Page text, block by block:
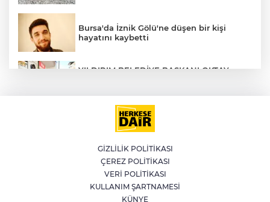
Bursa'da İznik Gölü'ne düşen bir kişi
hayatını kaybetti
YILDIRIM BELEDİYE BAŞKANI OKTAY
İstanbul'da suç örgütüne operasyon: 12
Afyonkarahisar'da 4 yaşındaki çocuğun
ölümüyle ilgili cinayet şüphesi: Aileden 5
kişi gözaltında
GİZLİLİK POLİTİKASI
ÇEREZ POLİTİKASI
VERİ POLİTİKASI
KULLANIM ŞARTNAMESİ
KÜNYE